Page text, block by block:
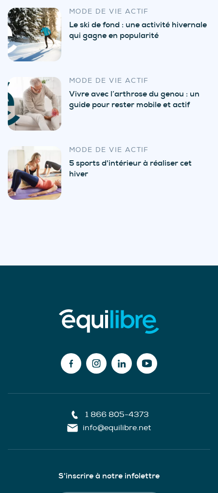
MODE DE VIE ACTIF
Le ski de fond : une activité hivernale
qui gagne en popularité
MODE DE VIE ACTIF
Vivre avec l’arthrose du genou : un
guide pour rester mobile et actif
MODE DE VIE ACTIF
5 sports d'intérieur à réaliser cet
hiver
1 866 805-4373
info@equilibre.net
S'inscrire à notre infolettre